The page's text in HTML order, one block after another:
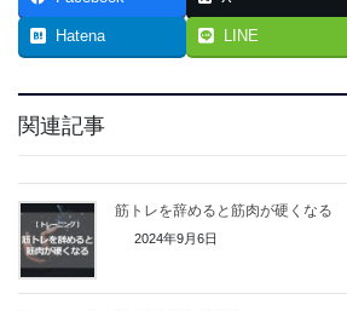
Hatena LINE
関連記事
筋トレを辞めると筋肉が硬くなる
2024年9月6日